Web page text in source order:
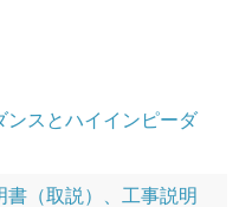
ンスとハイインピーダ
（取説）、工事説明